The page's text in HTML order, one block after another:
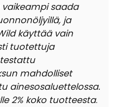
saada
ja
käyttää vain
tuotettuja
mahdolliset
ainesosaluettelossa.
2% koko tuotteesta.